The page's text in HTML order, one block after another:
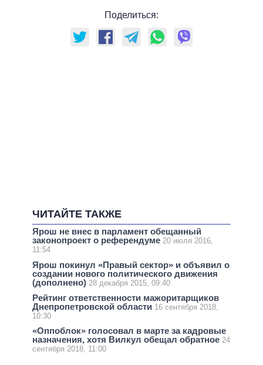
Поделиться:
ЧИТАЙТЕ ТАКЖЕ
Ярош не внес в парламент обещанный
законопроект о референдуме 20 июля 2016,
11:54
Ярош покинул «Правый сектор» и объявил о
создании нового политического движения
(дополнено) 28 декабря 2015, 09:40
Рейтинг ответственности мажоритарщиков
Днепропетровской области 16 сентября 2018,
10:30
«Оппоблок» голосовал в марте за кадровые
назначения, хотя Вилкул обещал обратное 24
сентября 2018, 11:00